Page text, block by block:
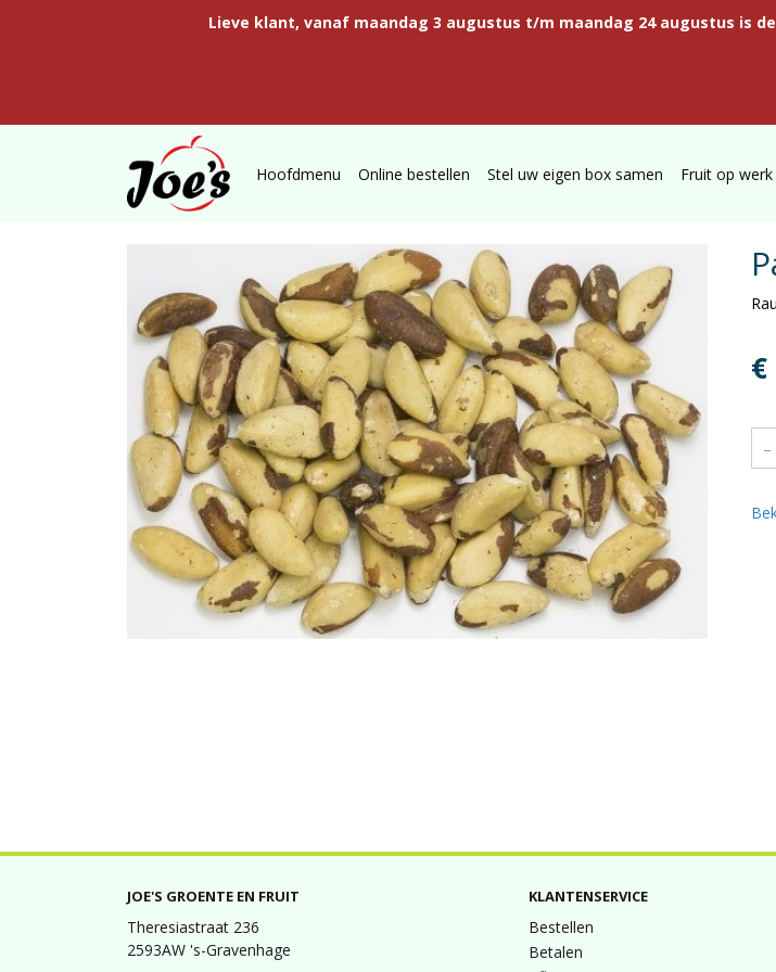
Lieve klant, vanaf maandag 3 augustus t/m maandag 24 augustus is
Hoofdmenu Online bestellen Stel uw eigen box samen Fruit op werk
€
–
JOE'S GROENTE EN FRUIT
Theresiastraat 236
2593AW 's-Gravenhage
KLANTENSERVICE
Bestellen
Betalen